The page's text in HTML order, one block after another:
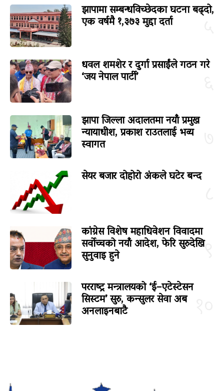
झापामा सम्बन्धविच्छेदका घटना बढ्दो,
एक वर्षमै १,३७३ मुद्दा दर्ता
धवल शमशेर र दुर्गा प्रसाईंले गठन गरे
‘जय नेपाल पार्टी’
झापा जिल्ला अदालतमा नयाँ प्रमुख
न्यायाधीश, प्रकाश राउतलाई भव्य
स्वागत
सेयर बजार दोहोरो अंकले घटेर बन्द
९
कांग्रेस विशेष महाधिवेशन विवादमा
सर्वोच्चको नयाँ आदेश, फेरि सुरुदेखि
सुनुवाइ हुने
परराष्ट्र मन्त्रालयको ‘ई–एटेस्टेसन
सिस्टम’ सुरु, कन्सुलर सेवा अब
अनलाइनबाटै